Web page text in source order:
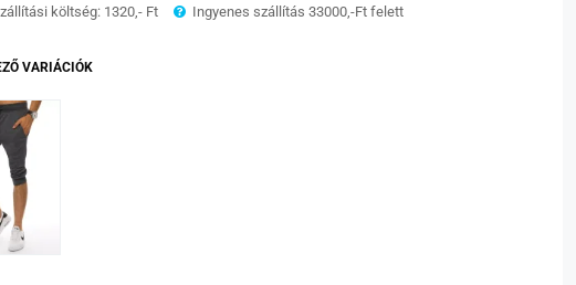
költség: 1320,- Ft Ingyenes szállítás 33000,-Ft felett
VARIÁCIÓK